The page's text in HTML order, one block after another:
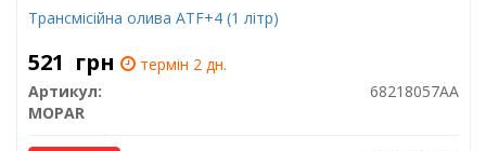
Трансмісійна олива ATF+4 (1 літр)
521 грн
термін 2 дн.
Артикул:
68218057AA
MOPAR